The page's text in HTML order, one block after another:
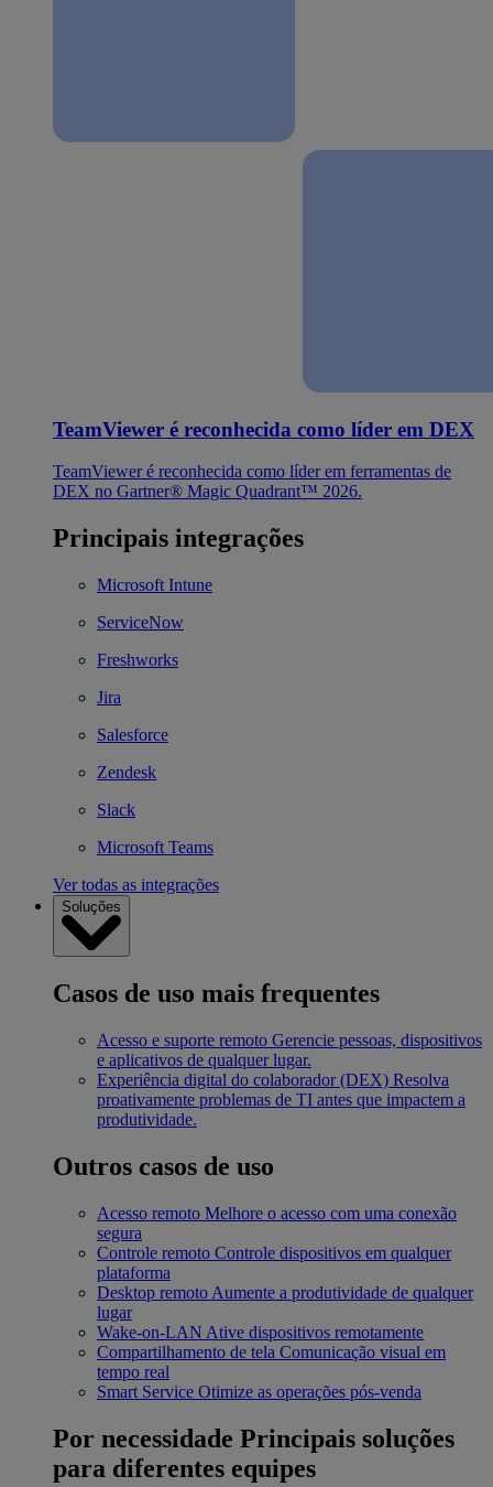
TeamViewer é reconhecida como líder em DEX
TeamViewer é reconhecida como líder em ferramentas de
DEX no Gartner® Magic Quadrant™ 2026.
Principais integrações
Microsoft Intune
ServiceNow
Freshworks
Jira
Salesforce
Zendesk
Slack
Microsoft Teams
Ver todas as integrações
Soluções
Casos de uso mais frequentes
Acesso e suporte remoto Gerencie pessoas, dispositivos
e aplicativos de qualquer lugar.
Experiência digital do colaborador (DEX) Resolva
proativamente problemas de TI antes que impactem a
produtividade.
Outros casos de uso
Acesso remoto Melhore o acesso com uma conexão
segura
Controle remoto Controle dispositivos em qualquer
plataforma
Desktop remoto Aumente a produtividade de qualquer
lugar
Wake-on-LAN Ative dispositivos remotamente
Compartilhamento de tela Comunicação visual em
tempo real
Smart Service Otimize as operações pós-venda
Por necessidade Principais soluções
para diferentes equipes